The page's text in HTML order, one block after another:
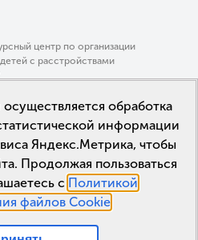
центр по организации
с расстройствами
обработка
информации
Яндекс.Метрика, чтобы
Продолжая пользоваться
с Политикой
файлов Cookie.